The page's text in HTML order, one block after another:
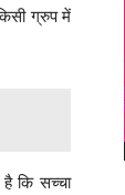
ग्रुप में
कि सच्चा